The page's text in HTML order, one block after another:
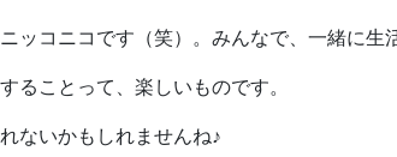
ッコニコです（笑）。みんなで、一緒に生
ることって、楽しいものです。
ないかもしれませんね♪